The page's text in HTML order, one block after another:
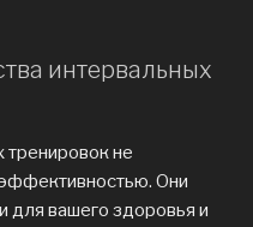
интервальных
не
Они
вашего здоровья и